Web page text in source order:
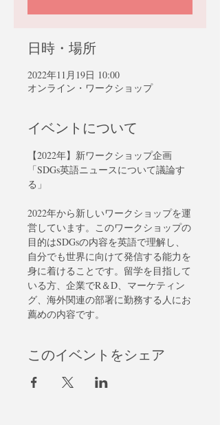
日時・場所
2022年11月19日 10:00
オンライン・ワークショップ
イベントについて
【2022年】新ワークショップ企画
「SDGs英語ニュースについて議論す
2022年から新しいワークショップを運
営しています。このワークショップの
目的はSDGsの内容を英語で理解し、
自分でも世界に向けて発信する能力を
身に着けることです。留学を目指して
いる方、企業でR＆D、マーケティン
グ、海外関連の部署に勤務する人にお
薦めの内容です。
このイベントをシェア